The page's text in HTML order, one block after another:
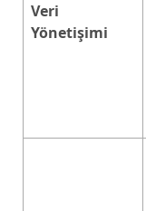
Veri
Yönetişimi